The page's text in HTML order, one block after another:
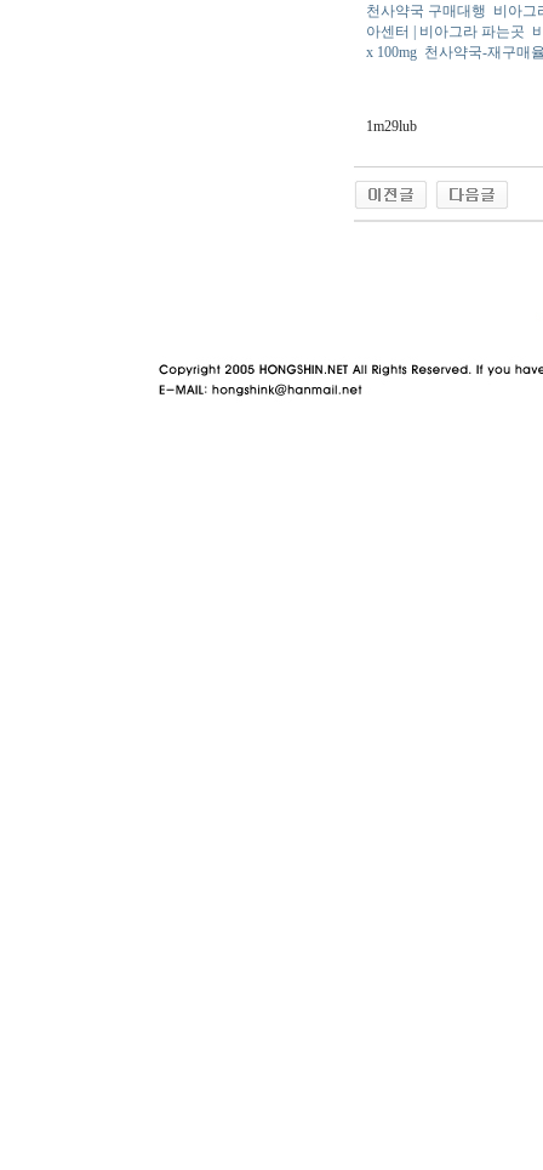
천사약국 구매대행 비아그
아센터 | 비아그라 파는곳
x 100mg 천사약국-재구매
1m29lub